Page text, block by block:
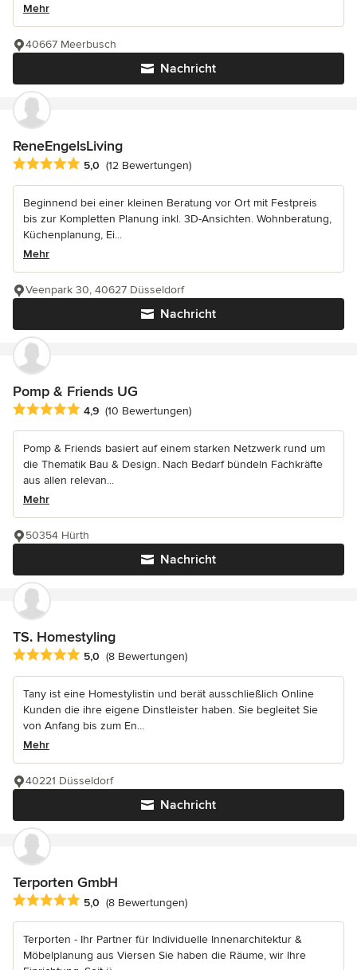
Mehr
Nachricht
40667 Meerbusch
ReneEngelsLiving
Durchschnittliche Bewertung: 5 von 5 Sternen
5,0 (12 Bewertungen)
Beginnend bei einer kleinen Beratung vor Ort mit Festpreis
bis zur Kompletten Planung inkl. 3D-Ansichten. Wohnberatung,
Küchenplanung, Ei...
Mehr
Nachricht
Veenpark 30, 40627 Düsseldorf
Pomp & Friends UG
Durchschnittliche Bewertung: 4.9 von 5 Sternen
4,9 (10 Bewertungen)
Pomp & Friends basiert auf einem starken Netzwerk rund um
die Thematik Bau & Design. Nach Bedarf bündeln Fachkräfte
aus allen relevan...
Mehr
Nachricht
50354 Hürth
TS. Homestyling
Durchschnittliche Bewertung: 5 von 5 Sternen
5,0 (8 Bewertungen)
Tany ist eine Homestylistin und berät ausschließlich Online
Kunden die ihre eigene Dinstleister haben. Sie begleitet Sie
von Anfang bis zum En...
Mehr
Nachricht
40221 Düsseldorf
Terporten GmbH
Durchschnittliche Bewertung: 5 von 5 Sternen
5,0 (8 Bewertungen)
Terporten - Ihr Partner für Individuelle Innenarchitektur &
Möbelplanung aus Viersen Sie haben die Räume, wir Ihre